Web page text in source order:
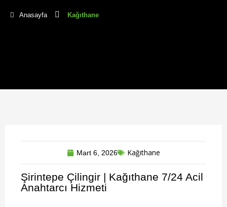
Anasayfa Kağıthane
Mart 6, 2026 Kağıthane
Şirintepe Çilingir | Kağıthane 7/24 Acil
Anahtarcı Hizmeti